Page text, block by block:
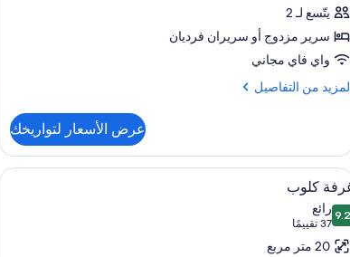
يتّسع لـ 2
سرير مزدوج‫‬ أو سريران فرديان
واي فاي مجاني
من التفاصيل
سوبيريور
عرض الأسعار لتواريخك
الغرفة ومكتب
صور
غرفة
أغطية فراش متميزة وميني بار
5 كلوب
9.29.2 من 10
رائع
37 تقييمًا
(37
تقييمًا)
20 متر مربع